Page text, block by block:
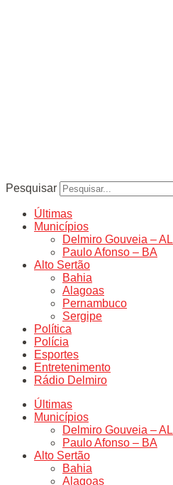
Pesquisar
Últimas
Municípios
Delmiro Gouveia – AL
Paulo Afonso – BA
Alto Sertão
Bahia
Alagoas
Pernambuco
Sergipe
Política
Polícia
Esportes
Entretenimento
Rádio Delmiro
Últimas
Municípios
Delmiro Gouveia – AL
Paulo Afonso – BA
Alto Sertão
Bahia
Alagoas